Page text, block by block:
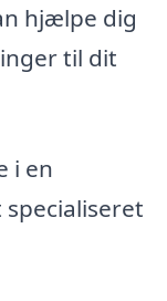
hjælpe dig
til dit
i en